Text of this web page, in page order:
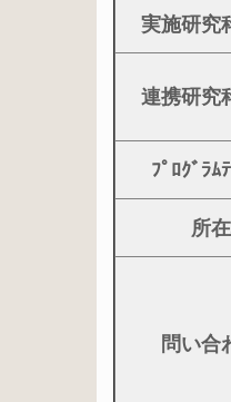
実施研究
連携研究
ﾌﾟﾛｸﾞﾗﾑ
所
問い合